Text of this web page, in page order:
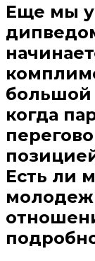
Еще мы
большой
когда
Есть ли